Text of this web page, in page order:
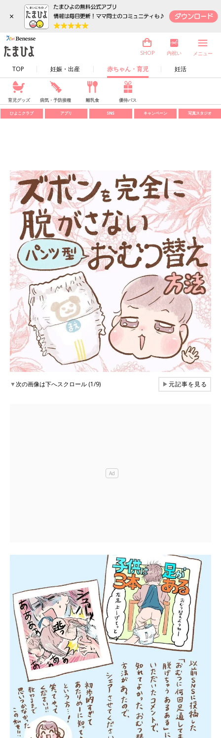
×
TOP 妊娠・出産 赤ちゃん・育児 妊活
SHOP 内祝い メニュー
育児グッズ 病気・予防接種 離乳食 優待パス
ひよこクラブ アプリ SNS キャンペーン 写真スタジオ
▼次の画像は下へスクロール (1/9) ▶元記事を見る